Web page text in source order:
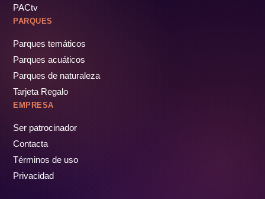
PACtv
PARQUES
Parques temáticos
Parques acuáticos
Parques de naturaleza
Tarjeta Regalo
EMPRESA
Ser patrocinador
Contacta
Términos de uso
Privacidad